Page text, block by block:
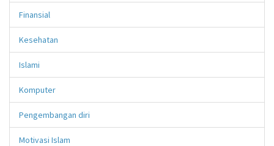
Finansial
Kesehatan
Islami
Komputer
Pengembangan diri
Motivasi Islam